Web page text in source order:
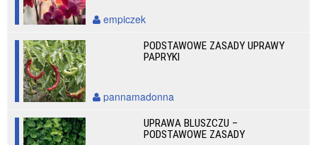
empiczek
PODSTAWOWE ZASADY UPRAWY
PAPRYKI
pannamadonna
UPRAWA BLUSZCZU –
PODSTAWOWE ZASADY